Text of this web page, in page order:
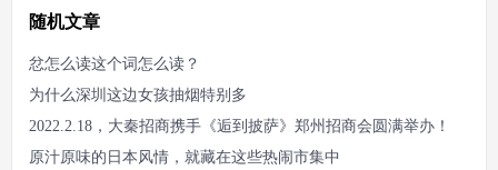
随机文章
忿怎么读这个词怎么读？
为什么深圳这边女孩抽烟特别多
2022.2.18，大秦招商携手《逅到披萨》郑州招商会圆满举办！
原汁原味的日本风情，就藏在这些热闹市集中